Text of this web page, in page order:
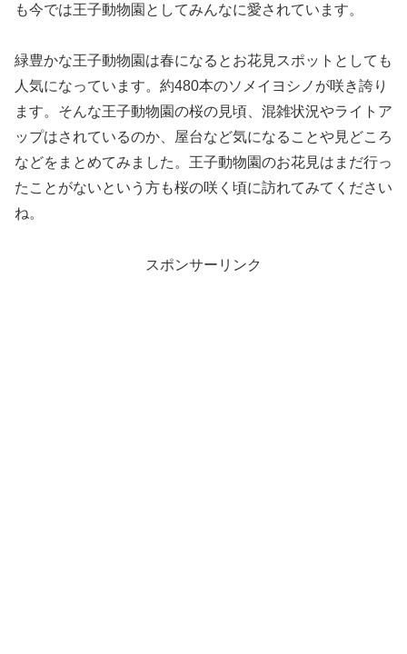
も今では王子動物園としてみんなに愛されています。
緑豊かな王子動物園は春になるとお花見スポットとしても
人気になっています。約480本のソメイヨシノが咲き誇り
ます。そんな王子動物園の桜の見頃、混雑状況やライトア
ップはされているのか、屋台など気になることや見どころ
などをまとめてみました。王子動物園のお花見はまだ行っ
たことがないという方も桜の咲く頃に訪れてみてください
ね。
スポンサーリンク